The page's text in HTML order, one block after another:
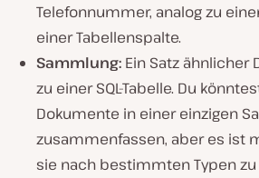
Telefonnummer, analog zu
einer Tabellenspalte.
Sammlung: Ein Satz ähnlicher
zu einer SQL-Tabelle. Du
Dokumente in einer einzigen
zusammenfassen, aber es ist
sie nach bestimmten Typen